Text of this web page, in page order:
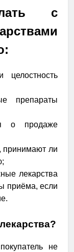
с
целостность
препараты
о продаже
принимают ли
лекарства
приёма, если
не